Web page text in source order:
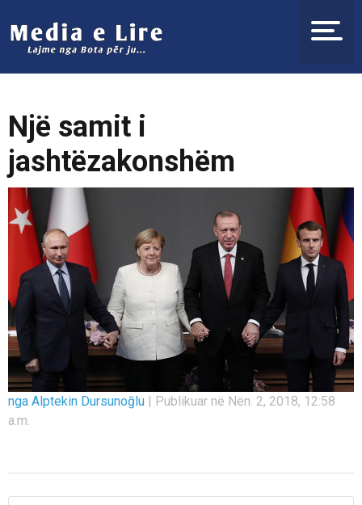
Një samit i
jashtëzakonshëm
nga Alptekin Dursunoğlu | Publikuar në Nën. 2, 2018, 12:58
a.m.